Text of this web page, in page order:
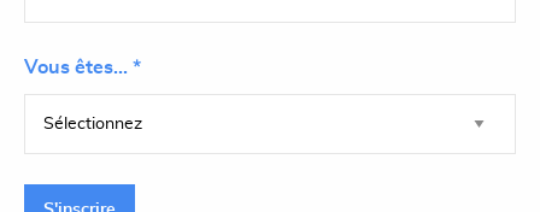
Vous êtes... *